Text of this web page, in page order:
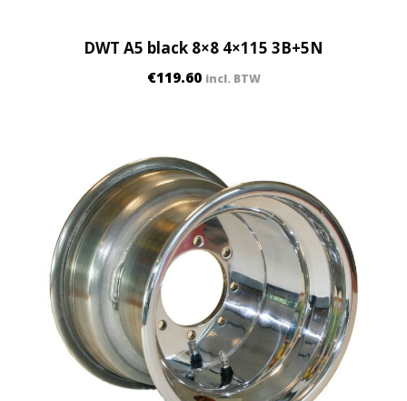
DWT A5 black 8×8 4×115 3B+5N
€119.60 incl. BTW